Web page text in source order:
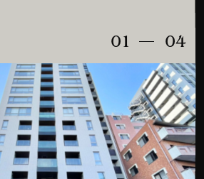
ABOUT US
CONTACT US
01 04